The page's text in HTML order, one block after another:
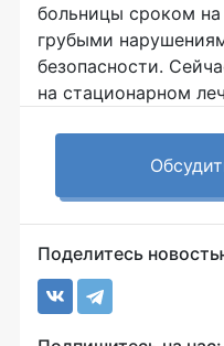
больницы сроком на
грубыми
безопасности.
на стационарном
Поделитесь